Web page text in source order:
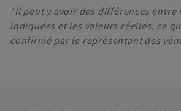
*Il peut y avoir des différences entre
indiquées et les valeurs réelles, ce
confirmé par le représentant des